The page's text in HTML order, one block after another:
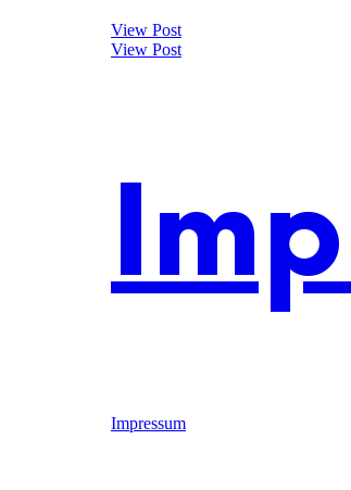
View Post
View Post
Impressum